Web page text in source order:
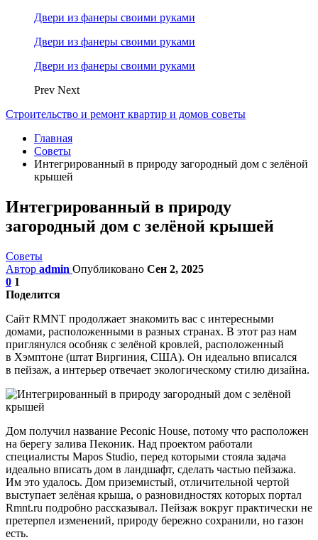
Двери из фанеры своими руками
Двери из фанеры своими руками
Двери из фанеры своими руками
Prev Next
Строительство и ремонт квартир и домов советы
Главная
Советы
Интегрированный в природу загородный дом с зелёной
крышей
Интегрированный в природу
загородный дом с зелёной крышей
Советы
Автор admin Опубликовано Сен 2, 2025
0 1
Поделится
Сайт RMNT продолжает знакомить вас с интересными
домами, расположенными в разных странах. В этот раз нам
приглянулся особняк с зелёной кровлей, расположенный
в Хэмптоне (штат Виргиния, США). Он идеально вписался
в пейзаж, а интерьер отвечает экологическому стилю дизайна.
Дом получил название Peconic House, потому что расположен
на берегу залива Пеконик. Над проектом работали
специалисты Mapos Studio, перед которыми стояла задача
идеально вписать дом в ландшафт, сделать частью пейзажа.
Им это удалось. Дом приземистый, отличительной чертой
выступает зелёная крыша, о разновидностях которых портал
Rmnt.ru подробно рассказывал. Пейзаж вокруг практически не
претерпел изменений, природу бережно сохранили, но газон
есть.